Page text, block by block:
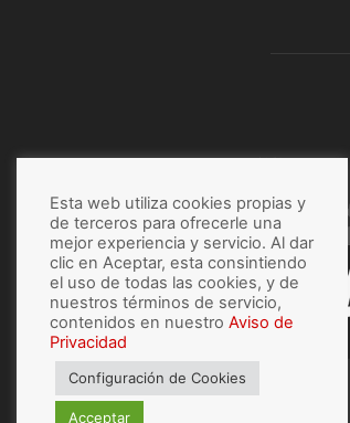
Esta web utiliza cookies propias y
de terceros para ofrecerle una
mejor experiencia y servicio. Al dar
clic en Aceptar, esta consintiendo
el uso de todas las cookies, y de
nuestros términos de servicio,
contenidos en nuestro Aviso de
Privacidad
Configuración de Cookies
Acceptar